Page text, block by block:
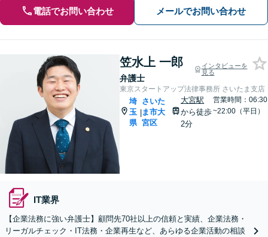
電話でお問い合わせ メールでお問い合わせ
笠水上 一郎
弁護士
インタビューを
見る
東京スタートアップ法律事務所 さいたま支店
埼
玉
県
|
さいた
ま市大
宮区
大宮駅
から徒歩
2分
営業時間：06:30
~22:00（平日）
IT業界
【企業法務に強い弁護士】顧問先70社以上の信頼と実績、企業法務・
リーガルチェック・IT法務・企業再生など、あらゆる企業活動の相談